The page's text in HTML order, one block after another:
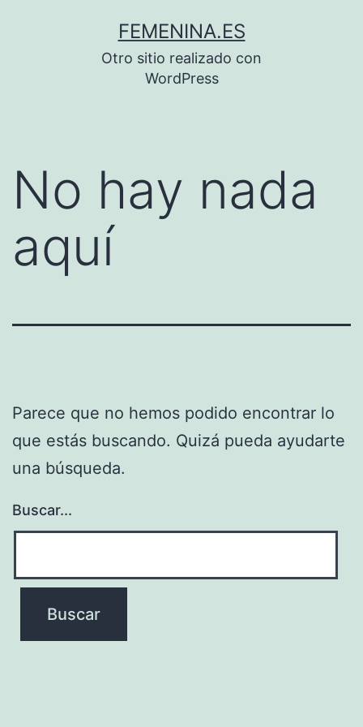
FEMENINA.ES
Otro sitio realizado con
WordPress
No hay nada
aquí
Parece que no hemos podido encontrar lo
que estás buscando. Quizá pueda ayudarte
una búsqueda.
Buscar...